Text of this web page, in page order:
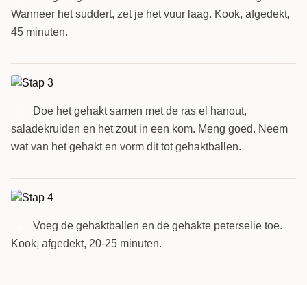
Wanneer het suddert, zet je het vuur laag. Kook, afgedekt,
45 minuten.
Doe het gehakt samen met de ras el hanout,
saladekruiden en het zout in een kom. Meng goed. Neem
wat van het gehakt en vorm dit tot gehaktballen.
Voeg de gehaktballen en de gehakte peterselie toe.
Kook, afgedekt, 20-25 minuten.